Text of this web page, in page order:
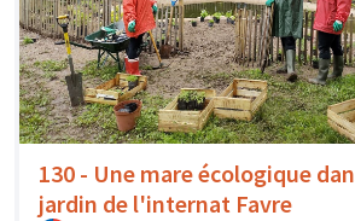
130 - Une mare écologique
jardin de l'internat Favre